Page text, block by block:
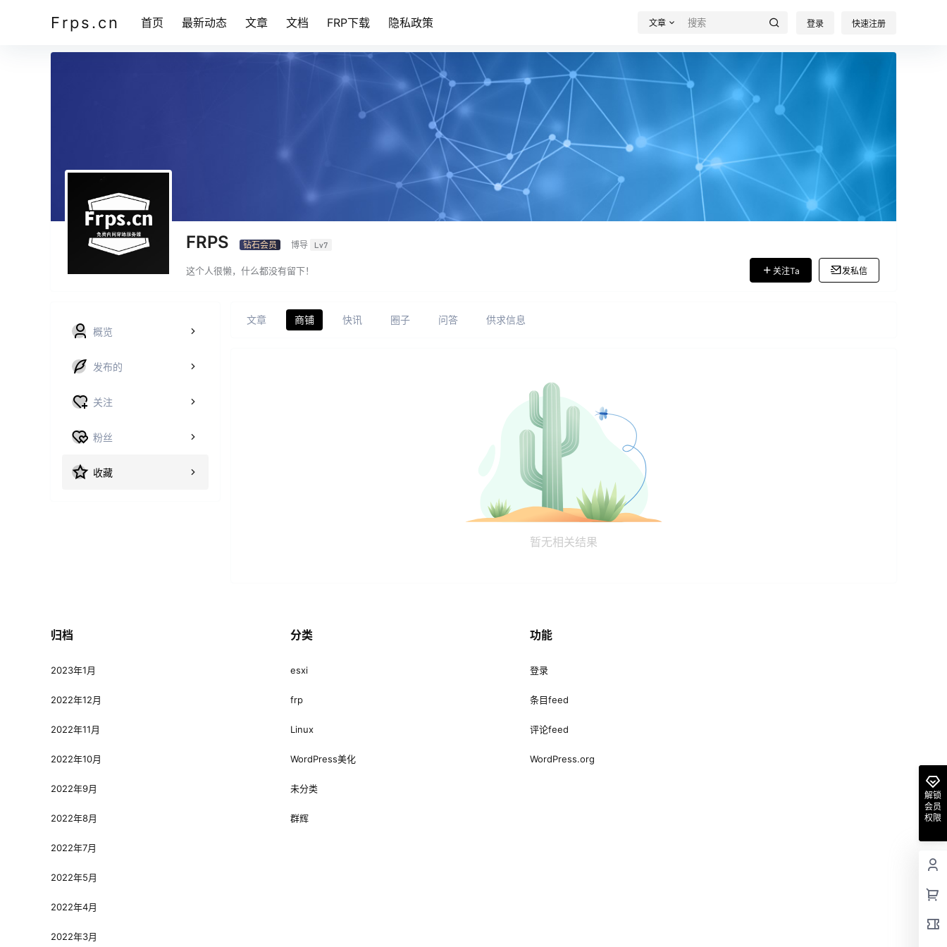
Frps.cn 首页 最新动态 文章 文档 FRP下载 隐私政策 文章 登录 快速注册
FRPS 钻石会员 博导 Lv7
这个人很懒，什么都没有留下！ 关注Ta 发私信
概览
发布的
关注
粉丝
收藏
文章 商铺 快讯 圈子 问答 供求信息
暂无相关结果
解锁
会员
权限
归档
2023年1月
2022年12月
2022年11月
2022年10月
2022年9月
2022年8月
2022年7月
2022年5月
2022年4月
2022年3月
分类
esxi
frp
Linux
WordPress美化
未分类
群辉
功能
登录
条目feed
评论feed
WordPress.org